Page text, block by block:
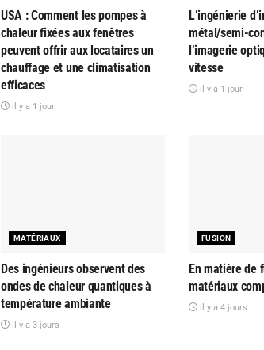
USA : Comment les pompes à
chaleur fixées aux fenêtres
peuvent offrir aux locataires un
chauffage et une climatisation
efficaces
il y a 1 jour
L’ingénierie
métal/semi-
l’imagerie
vitesse
il y a 1 jour
MATÉRIAUX
Des ingénieurs observent des
ondes de chaleur quantiques à
température ambiante
il y a 3 jours
FUSION
En matière de
matériaux
il y a 4 jours